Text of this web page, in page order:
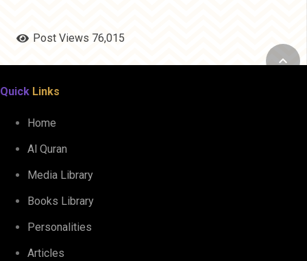
Post Views 76,015
Quick Links
Home
Al Quran
Media Library
Books Library
Personalities
Articles
keyboard_arrow_up